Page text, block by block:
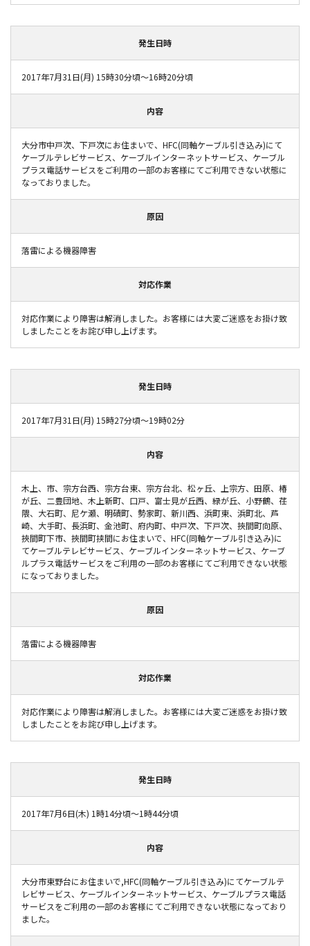
発生日時
2017年7月31日(月) 15時30分頃～16時20分頃
内容
大分市中戸次、下戸次にお住まいで、HFC(同軸ケーブル引き込み)にて
ケーブルテレビサービス、ケーブルインターネットサービス、ケーブル
プラス電話サービスをご利用の一部のお客様にてご利用できない状態に
なっておりました。
原因
落雷による機器障害
対応作業
対応作業により障害は解消しました。お客様には大変ご迷惑をお掛け致
しましたことをお詫び申し上げます。
発生日時
2017年7月31日(月) 15時27分頃～19時02分
内容
木上、市、宗方台西、宗方台東、宗方台北、松ヶ丘、上宗方、田原、椿
が丘、二豊団地、木上新町、口戸、富士見が丘西、緑が丘、小野鶴、荏
隈、大石町、尼ケ瀬、明磧町、勢家町、新川西、浜町東、浜町北、芦
崎、大手町、長浜町、金池町、府内町、中戸次、下戸次、挾間町向原、
挾間町下市、挾間町挟間にお住まいで、HFC(同軸ケーブル引き込み)に
てケーブルテレビサービス、ケーブルインターネットサービス、ケーブ
ルプラス電話サービスをご利用の一部のお客様にてご利用できない状態
になっておりました。
原因
落雷による機器障害
対応作業
対応作業により障害は解消しました。お客様には大変ご迷惑をお掛け致
しましたことをお詫び申し上げます。
発生日時
2017年7月6日(木) 1時14分頃～1時44分頃
内容
大分市東野台にお住まいで,HFC(同軸ケーブル引き込み)にてケーブルテ
レビサービス、ケーブルインターネットサービス、ケーブルプラス電話
サービスをご利用の一部のお客様にてご利用できない状態になっており
ました。